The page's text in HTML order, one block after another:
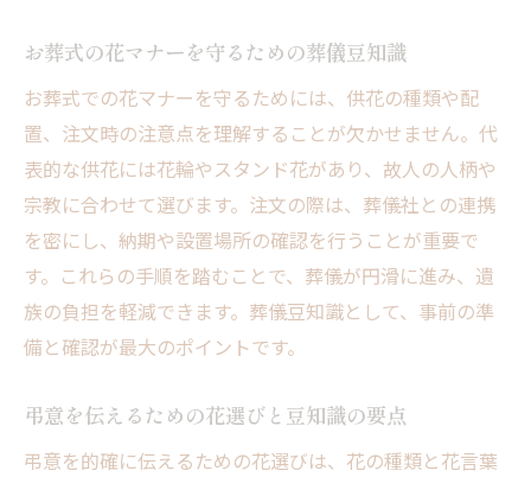
お葬式の花マナーを守るための葬儀豆知識
お葬式での花マナーを守るためには、供花の種類や配
置、注文時の注意点を理解することが欠かせません。代
表的な供花には花輪やスタンド花があり、故人の人柄や
宗教に合わせて選びます。注文の際は、葬儀社との連携
を密にし、納期や設置場所の確認を行うことが重要で
す。これらの手順を踏むことで、葬儀が円滑に進み、遺
族の負担を軽減できます。葬儀豆知識として、事前の準
備と確認が最大のポイントです。
弔意を伝えるための花選びと豆知識の要点
弔意を的確に伝えるための花選びは、花の種類と花言葉